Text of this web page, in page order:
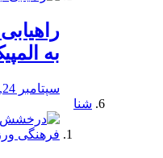
به
سپتامبر 24, 2019
شنا